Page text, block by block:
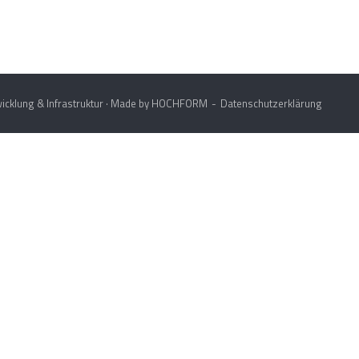
& Infrastruktur · Made by HOCHFORM Datenschutzerklärung